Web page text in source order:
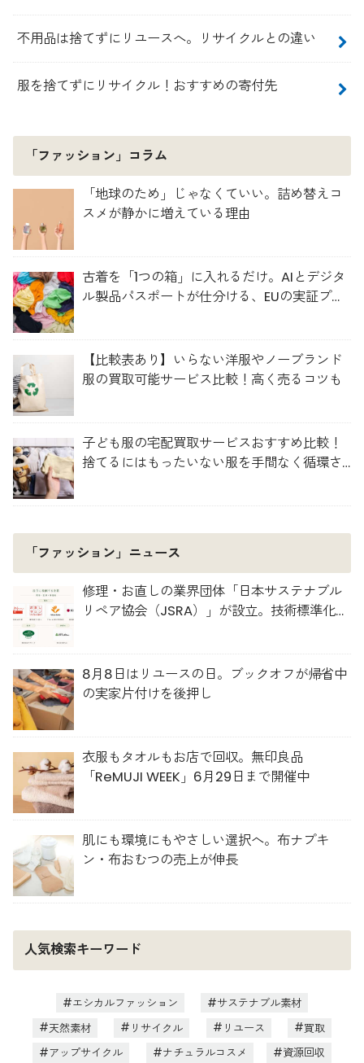
不用品は捨てずにリユースへ。リサイクルとの違い
服を捨てずにリサイクル！おすすめの寄付先
「ファッション」コラム
「地球のため」じゃなくていい。詰め替えコ
スメが静かに増えている理由
古着を「1つの箱」に入れるだけ。AIとデジタ
ル製品パスポートが仕分ける、EUの実証プロ
【比較表あり】いらない洋服やノーブランド
服の買取可能サービス比較！高く売るコツも
子ども服の宅配買取サービスおすすめ比較！
捨てるにはもったいない服を手間なく循環さ
「ファッション」ニュース
修理・お直しの業界団体「日本サステナブル
リペア協会（JSRA）」が設立。技術標準化や
8月8日はリユースの日。ブックオフが帰省中
の実家片付けを後押し
衣服もタオルもお店で回収。無印良品
「ReMUJI WEEK」6月29日まで開催中
肌にも環境にもやさしい選択へ。布ナプキ
ン・布おむつの売上が伸長
人気検索キーワード
エシカルファッション
サステナブル素材
天然素材
リサイクル リユース
買取
アップサイクル
ナチュラルコスメ 資源回収